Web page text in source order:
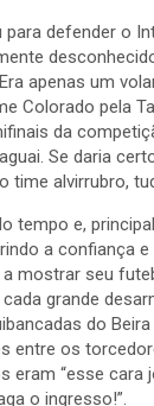
para defender o
apenas um
Colorado pela
da
Se daria
time alvirrubro,
tempo e,
a confiança
mostrar seu
grande
do
entre os
eram “esse cara
o ingresso!”.